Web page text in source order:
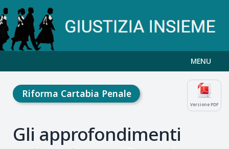
MENU
Versione PDF
Riforma Cartabia Penale
Gli approfondimenti